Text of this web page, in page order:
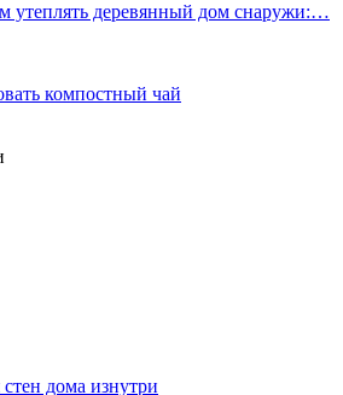
утеплять деревянный дом снаружи:…
компостный чай
дома изнутри